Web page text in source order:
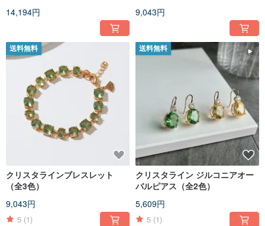
14,194円
9,043円
送料無料
クリスタラインブレスレット
（全3色）
9,043円
5 (1)
送料無料
クリスタライン ジルコニアオー
バルピアス（全2色）
5,609円
5 (1)